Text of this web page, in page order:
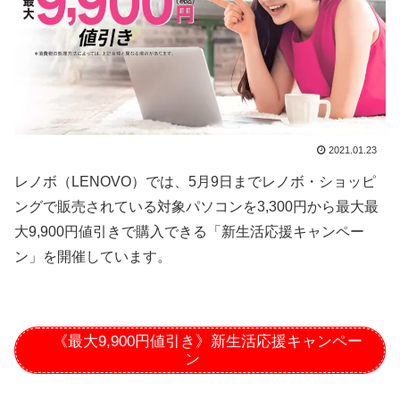
2021.01.23
レノボ（LENOVO）では、5月9日までレノボ・ショッピ
ングで販売されている対象パソコンを3,300円から最大最
大9,900円値引きで購入できる「新生活応援キャンペー
ン」を開催しています。
《最大9,900円値引き》新生活応援キャンペー
ン